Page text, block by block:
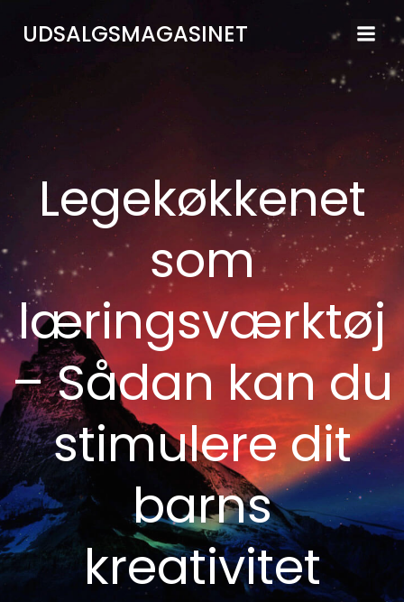
til
indhold
UDSALGSMAGASINET
Legekøkkenet
som
læringsværktøj
– Sådan kan du
stimulere dit
barns
kreativitet